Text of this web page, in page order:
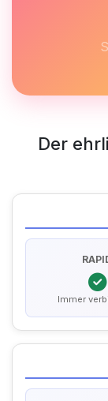
Der
Immer